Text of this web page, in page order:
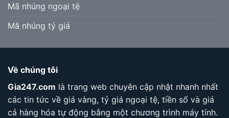
Mã nhúng ngoại tệ
Mã nhúng tỷ giá
Về chúng tôi
Gia247.com là trang web chuyên cập nhật nhanh nhất
các tin tức về giá vàng, tỷ giá ngoại tệ, tiền số và giá
cả hàng hóa tự động bằng một chương trình máy tính.